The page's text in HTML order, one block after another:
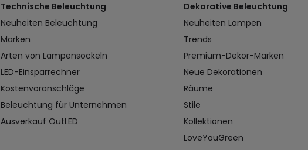
Technische Beleuchtung
Neuheiten Beleuchtung
Marken
Arten von Lampensockeln
LED-Einsparrechner
Kostenvoranschläge
Beleuchtung für Unternehmen
Ausverkauf OutLED
Dekorative Beleuchtung
Neuheiten Lampen
Trends
Premium-Dekor-Marken
Neue Dekorationen
Räume
Stile
Kollektionen
LoveYouGreen